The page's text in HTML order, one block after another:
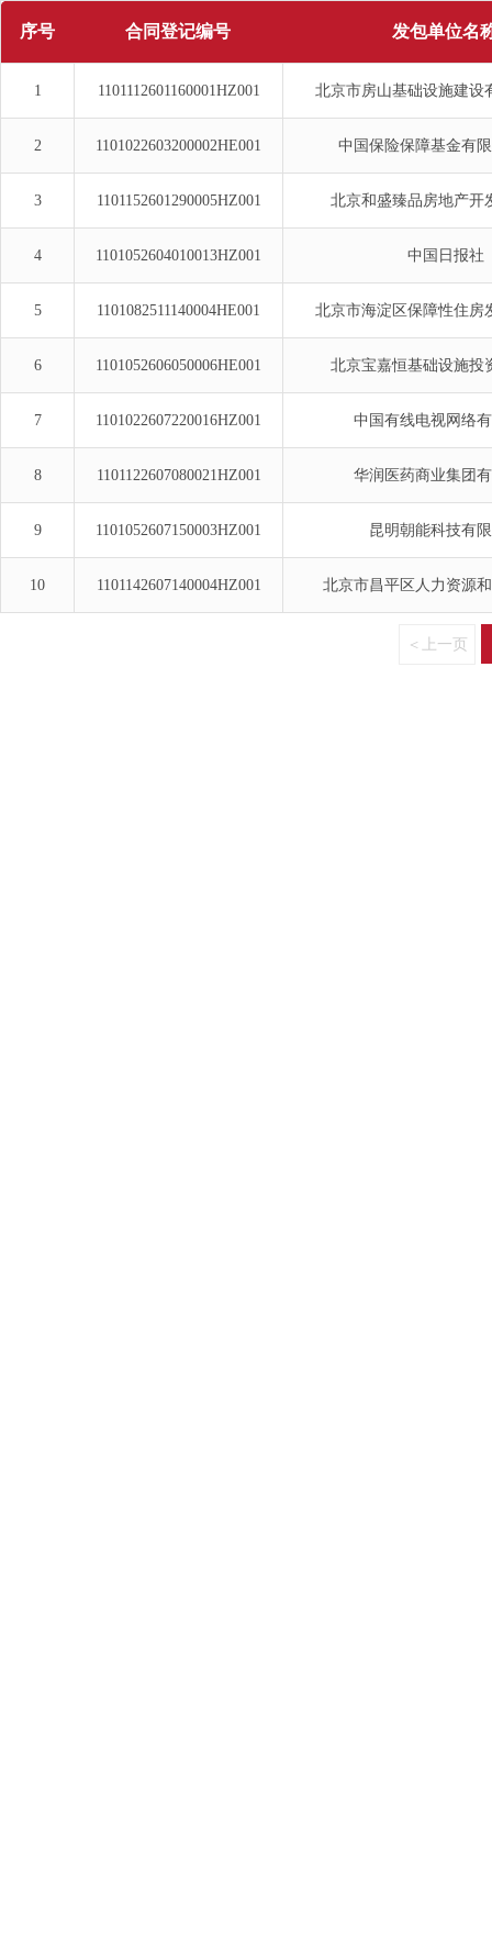
序号 合同登记编号 发包单位名
1 1101112601160001HZ001 北京市房山基础设施建设
2 1101022603200002HE001 中国保险保障基金有
3 1101152601290005HZ001 北京和盛臻品房地产开
4 1101052604010013HZ001 中国日报社
5 1101082511140004HE001 北京市海淀区保障性住房
6 1101052606050006HE001 北京宝嘉恒基础设施投
7 1101022607220016HZ001 中国有线电视网络
8 1101122607080021HZ001 华润医药商业集团
9 1101052607150003HZ001 昆明朝能科技有
10 1101142607140004HZ001 北京市昌平区人力资源
＜上一页